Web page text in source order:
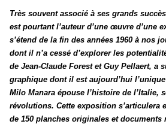
Très souvent associé à ses grands
est pourtant l’auteur d’une œuvre d’une
s’étend de la fin des années 1960 à nos
dont il n’a cessé d’explorer les
de Jean-Claude Forest et Guy Pellaert, a
graphique dont il est aujourd’hui
Milo Manara épouse l’histoire de l’Italie,
révolutions. Cette exposition s’articulera
de 150 planches originales et